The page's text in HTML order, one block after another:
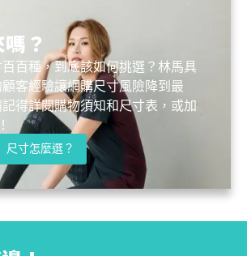
？
百種，到底該如何挑選？林馬具
顧客經驗讓網購尺寸風險降到最
得詳閱購物須知和尺寸表，或加
尺寸怎麼選？